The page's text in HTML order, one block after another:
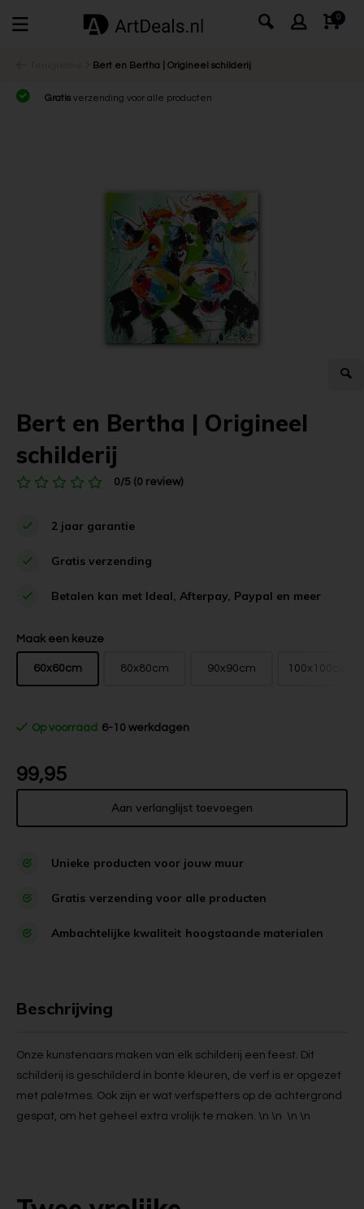
0
Bert en Bertha | Origineel schilderij
Gratis verzending voor alle producten
Bert en Bertha | Origineel
schilderij
0/5 (0 review)
2 jaar garantie
Gratis verzending
Betalen kan met Ideal, Afterpay, Paypal en meer
Maak een keuze
60x60cm 80x80cm 90x90cm 100x100cm
Op voorraad 6-10 werkdagen
99,95
Aan verlanglijst toevoegen
Unieke producten voor jouw muur
Gratis verzending voor alle producten
Ambachtelijke kwaliteit hoogstaande materialen
Beschrijving
Onze kunstenaars maken van elk schilderij een feest. Dit
schilderij is geschilderd in bonte kleuren, de verf is er opgezet
met paletmes. Ook zijn er wat verfspetters op de achtergrond
gespat, om het geheel extra vrolijk te maken. \n \n \n \n